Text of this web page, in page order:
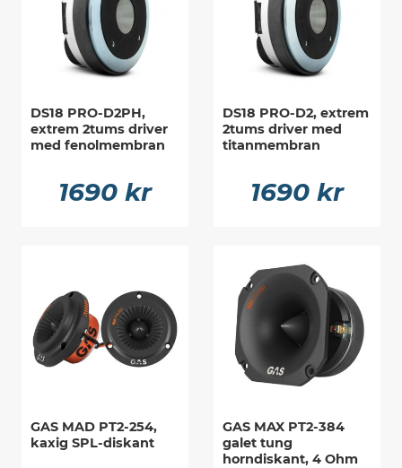
DS18 PRO-D2PH,
extrem 2tums driver
med fenolmembran
1690 kr
DS18 PRO-D2, extrem
2tums driver med
titanmembran
1690 kr
GAS MAD PT2-254,
kaxig SPL-diskant
GAS MAX PT2-384
galet tung
horndiskant, 4 Ohm